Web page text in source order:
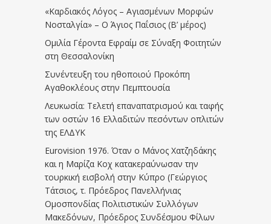
«Καρδιακός Λόγος – Αγιασμένων Μορφών
Νοσταλγία» – Ο Άγιος Παΐσιος (Β’ μέρος)
Ομιλία Γέροντα Εφραίμ σε Σύναξη Φοιτητών
στη Θεσσαλονίκη
Συνέντευξη του ηθοποιού Προκόπη
Αγαθοκλέους στην Πεμπτουσία
Λευκωσία: Τελετή επαναπατρισμού και ταφής
των οστών 16 Ελλαδιτών πεσόντων οπλιτών
της ΕΛΔΥΚ
Eurovision 1976. Όταν ο Μάνος Χατζηδάκης
και η Μαρίζα Κοχ κατακεραύνωσαν την
τουρκική εισβολή στην Κύπρο (Γεώργιος
Τάτσιος, τ. Πρόεδρος Πανελλήνιας
Ομοσπονδίας Πολιτιστικών Συλλόγων
Μακεδόνων, Πρόεδρος Συνδέσμου Φίλων